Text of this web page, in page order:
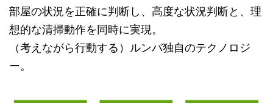
部屋の状況を正確に判断し、高度な状況判断と、理
想的な清掃動作を同時に実現。
（考えながら行動する）ルンバ独自のテクノロジ
ー。